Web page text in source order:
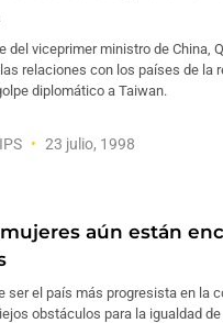
del viceprimer ministro de China,
relaciones con los países de la
diplomático a Taiwan.
23 julio, 1998
mujeres aún están
ser el país más progresista en la
obstáculos para la igualdad